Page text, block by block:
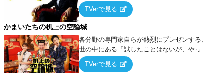
ーム』をベースに、大喜利・ギャグ・モノボ
ケ・歌…など様々なお題で芸人がショートネ
タを競い合う！
TVerで見る
かまいたちの机上の空論城
各分野の専門家自らが熱烈にプレゼンする、
世の中にある「試したことはないが、やって
みたらこうなる！…ハズ」という“机上の空
論”に若手芸人らがカラダを張って挑む！
TVerで見る